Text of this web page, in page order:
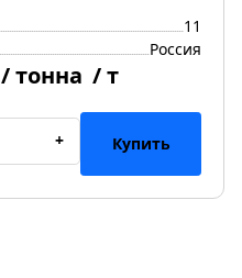
11
Россия
/ тонна / т
+ Купить